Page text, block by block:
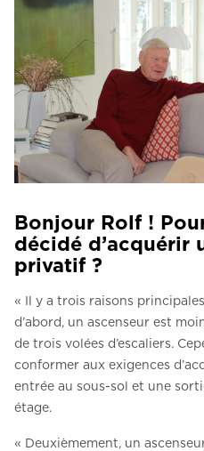
Bonjour Rolf !
décidé d’acquérir
privatif ?
« Il y a trois raisons
d’abord, un ascenseur est
de trois volées d’escaliers.
conformer aux exigences
entrée au sous-sol et une
étage.
« Deuxièmement, un